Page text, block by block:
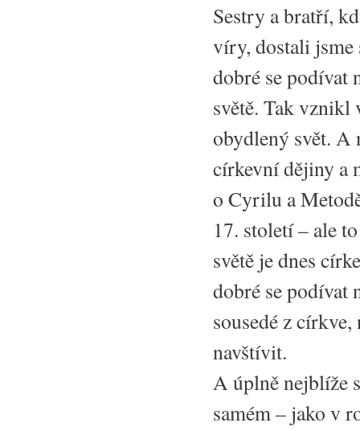
Sestry a bratří,
víry, dostali
dobré se podívat
světě. Tak vznikl
obydlený svět. A
církevní dějiny a
o Cyrilu a
17. století – ale
světě je dnes
dobré se podívat
sousedé z
navštívit.
A úplně nejblíže
samém – jako v